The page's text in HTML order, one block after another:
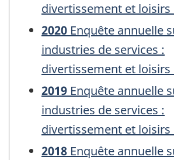
divertissement et loisirs
2020 Enquête annuelle
industries de services :
divertissement et loisirs
2019 Enquête annuelle
industries de services :
divertissement et loisirs
2018 Enquête annuelle